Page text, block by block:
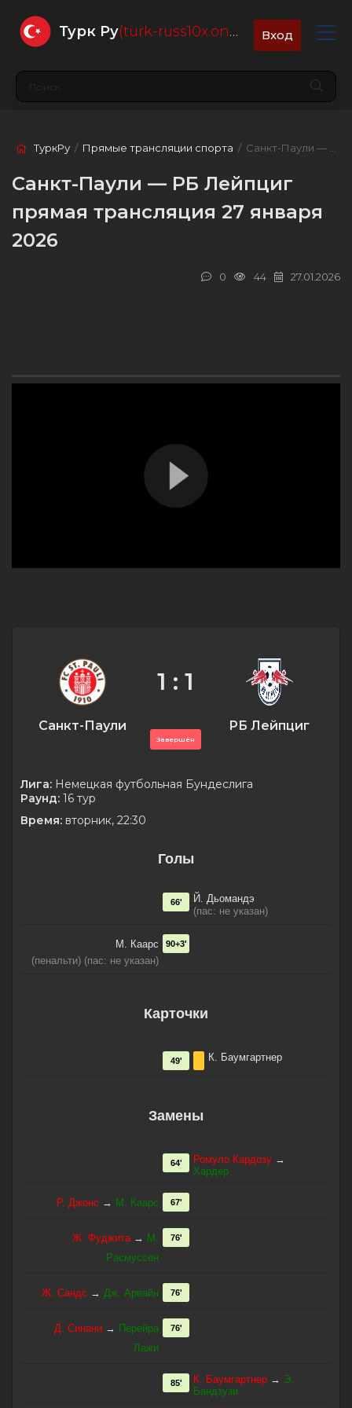
Турк Ру(turk-russ10x.online) Вход
ТуркРу / Прямые трансляции спорта / Санкт-Паули — РБ Лейпциг
Санкт-Паули — РБ Лейпциг
прямая трансляция 27 января
2026
27.01.2026
44
0
Санкт-Паули
1 : 1
Завершён
РБ Лейпциг
Лига: Немецкая футбольная Бундеслига
Раунд: 16 тур
Время: вторник, 22:30
Голы
Й. Дьомандэ
(пас: не указан)
66'
М. Каарс
(пенальти) (пас: не указан)
90+3'
Карточки
К. Баумгартнер
49'
Замены
Ромуло Кардозу →
Хардер
64'
Р. Джонс → М. Каарс 67'
Ж. Фуджита→ М.
Расмуссен
76'
Ж. Сандс → Дж. Арвайн 76'
Д. Синани → Перейра
Лажи
76'
К. Баумгартнер → Э.
Бандзузи
85'